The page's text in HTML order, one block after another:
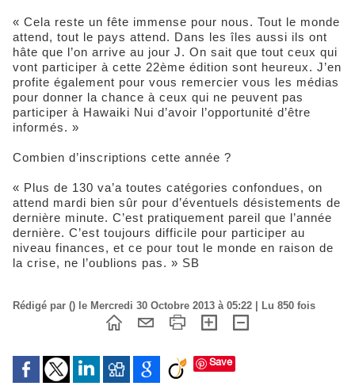
« Cela reste un fête immense pour nous. Tout le monde
attend, tout le pays attend. Dans les îles aussi ils ont
hâte que l’on arrive au jour J. On sait que tout ceux qui
vont participer à cette 22ème édition sont heureux. J’en
profite également pour vous remercier vous les médias
pour donner la chance à ceux qui ne peuvent pas
participer à Hawaiki Nui d’avoir l’opportunité d’être
informés. »
Combien d’inscriptions cette année ?
« Plus de 130 va’a toutes catégories confondues, on
attend mardi bien sûr pour d’éventuels désistements de
dernière minute. C’est pratiquement pareil que l’année
dernière. C’est toujours difficile pour participer au
niveau finances, et ce pour tout le monde en raison de
la crise, ne l’oublions pas. » SB
Rédigé par () le Mercredi 30 Octobre 2013 à 05:22 | Lu 850 fois
Save